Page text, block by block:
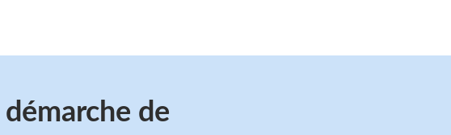
de